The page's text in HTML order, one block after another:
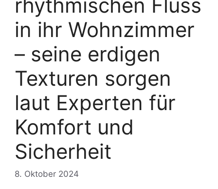
rhythmischen Fluss
in ihr Wohnzimmer
– seine erdigen
Texturen sorgen
laut Experten für
Komfort und
Sicherheit
8. Oktober 2024